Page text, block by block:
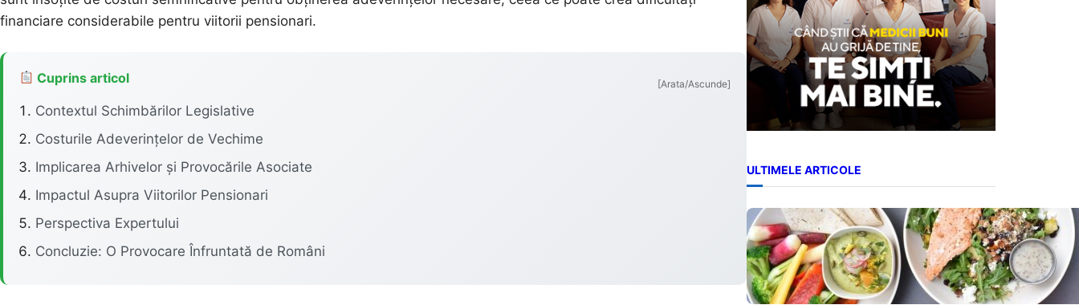
financiare considerabile pentru viitorii pensionari.
Cuprins articol [Arata/Ascunde]
Contextul Schimbărilor Legislative
Costurile Adeverințelor de Vechime
Implicarea Arhivelor și Provocările Asociate
Impactul Asupra Viitorilor Pensionari
Perspectiva Expertului
Concluzie: O Provocare Înfruntată de Români
ULTIMELE ARTICOLE